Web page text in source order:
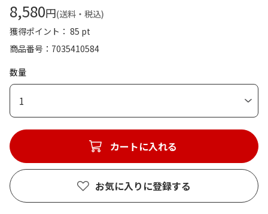
8,580円(送料・税込)
獲得ポイント： 85 pt
商品番号
7035410584
数量
1
カートに入れる
お気に入りに登録する